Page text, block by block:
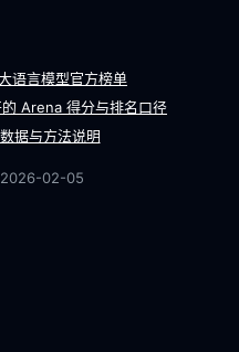
语言模型官方榜单
Arena 得分与排名口径
据与方法说明
2026-02-05